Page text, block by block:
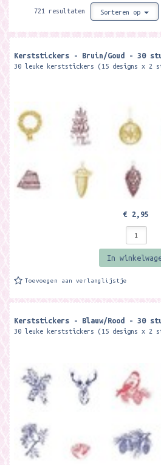
721 resultaten Sorteren op
Kerststickers - Bruin/Goud - 30
30 leuke kerststickers (15 designs x 2
€ 2,95
In
Toevoegen aan verlanglijstje
Kerststickers - Blauw/Rood - 30
30 leuke kerststickers (15 designs x 2